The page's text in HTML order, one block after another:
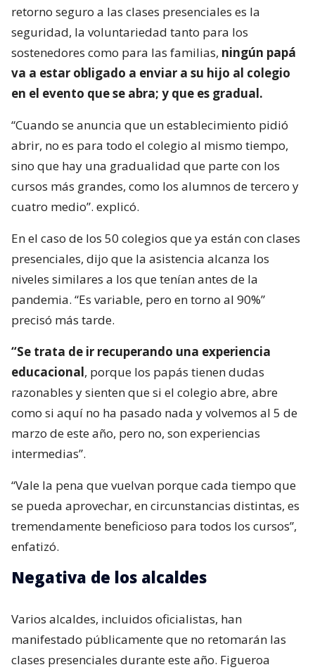
retorno seguro a las clases presenciales es la
seguridad, la voluntariedad tanto para los
sostenedores como para las familias, ningún papá
va a estar obligado a enviar a su hijo al colegio
en el evento que se abra; y que es gradual.
“Cuando se anuncia que un establecimiento pidió
abrir, no es para todo el colegio al mismo tiempo,
sino que hay una gradualidad que parte con los
cursos más grandes, como los alumnos de tercero y
cuatro medio”. explicó.
En el caso de los 50 colegios que ya están con clases
presenciales, dijo que la asistencia alcanza los
niveles similares a los que tenían antes de la
pandemia. “Es variable, pero en torno al 90%”
precisó más tarde.
“Se trata de ir recuperando una experiencia
educacional, porque los papás tienen dudas
razonables y sienten que si el colegio abre, abre
como si aquí no ha pasado nada y volvemos al 5 de
marzo de este año, pero no, son experiencias
intermedias”.
“Vale la pena que vuelvan porque cada tiempo que
se pueda aprovechar, en circunstancias distintas, es
tremendamente beneficioso para todos los cursos”,
enfatizó.
Negativa de los alcaldes
Varios alcaldes, incluidos oficialistas, han
manifestado públicamente que no retomarán las
clases presenciales durante este año. Figueroa